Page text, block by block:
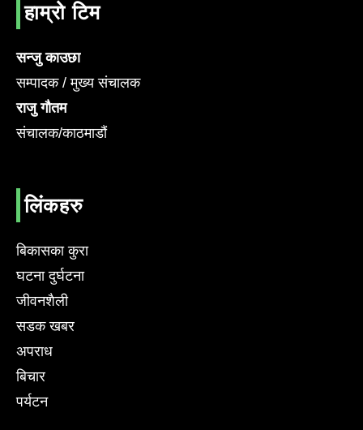
हाम्रो टिम
सन्जु काउछा
सम्पादक / मुख्य संचालक
राजु गौतम
संचालक/काठमाडौं
लिंकहरु
बिकासका कुरा
घटना दुर्घटना
जीवनशैली
सडक खबर
अपराध
बिचार
पर्यटन